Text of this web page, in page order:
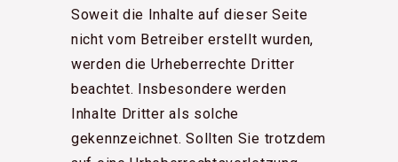
Soweit die Inhalte auf dieser Seite
nicht vom Betreiber erstellt wurden,
werden die Urheberrechte Dritter
beachtet. Insbesondere werden
Inhalte Dritter als solche
gekennzeichnet. Sollten Sie trotzdem